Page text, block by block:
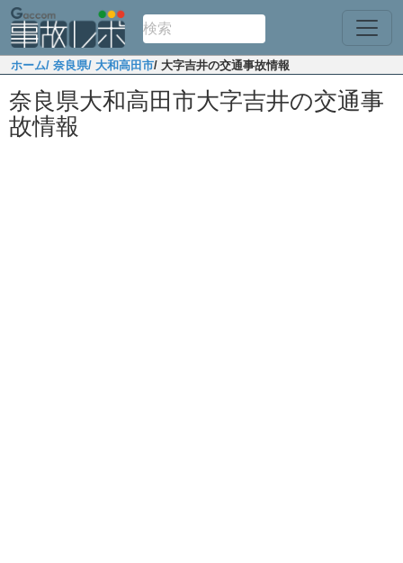
ホーム/ 奈良県/ 大和高田市/ 大字吉井の交通事故情報
奈良県大和高田市大字吉井の交通事
故情報